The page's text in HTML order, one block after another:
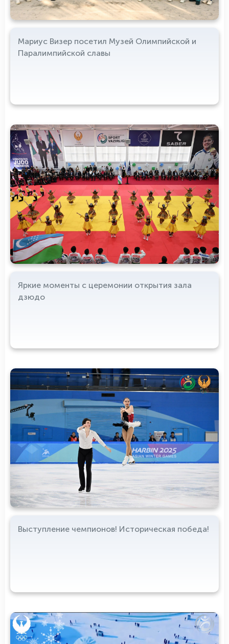
Мариус Визер посетил Музей Олимпийской и
Паралимпийской славы
Яркие моменты с церемонии открытия зала
дзюдо
Выступление чемпионов! Историческая победа!